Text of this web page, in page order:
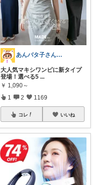
あんバタ子さん🥞🍞
大人気マキシワンピに新タイプ
登場！選べる5 ...
￥ 1,090～
1 2 1169
コレ いいね